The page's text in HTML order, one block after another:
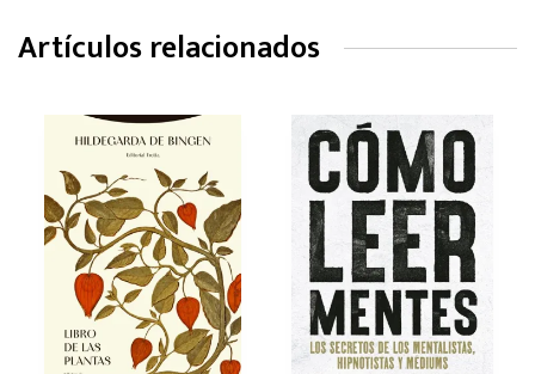
Artículos relacionados